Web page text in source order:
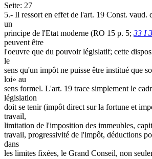
Seite: 27
5.- Il ressort en effet de l'art. 19 Const. vaud.
un
principe de l'Etat moderne (RO 15 p. 5; 33 I
peuvent être
l'oeuvre que du pouvoir législatif; cette
le
sens qu'un impôt ne puisse être institué que
loi» au
sens formel. L'art. 19 trace simplement le
législation
doit se tenir (impôt direct sur la fortune et
travail,
limitation de l'imposition des immeubles,
travail, progressivité de l'impôt, déductions
dans
les limites fixées, le Grand Conseil, non